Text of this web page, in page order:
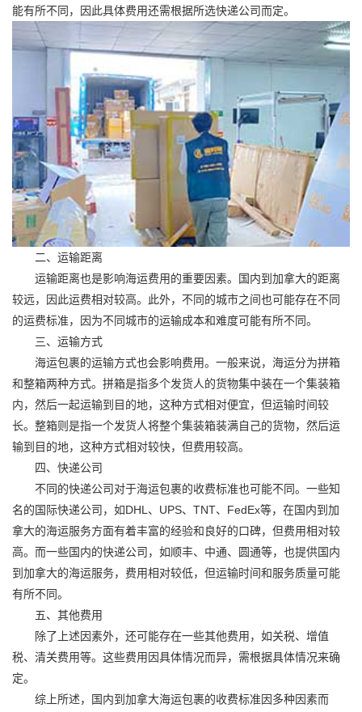
能有所不同，因此具体费用还需根据所选快递公司而定。
二、运输距离
运输距离也是影响海运费用的重要因素。国内到加拿大的距离
较远，因此运费相对较高。此外，不同的城市之间也可能存在不同
的运费标准，因为不同城市的运输成本和难度可能有所不同。
三、运输方式
海运包裹的运输方式也会影响费用。一般来说，海运分为拼箱
和整箱两种方式。拼箱是指多个发货人的货物集中装在一个集装箱
内，然后一起运输到目的地，这种方式相对便宜，但运输时间较
长。整箱则是指一个发货人将整个集装箱装满自己的货物，然后运
输到目的地，这种方式相对较快，但费用较高。
四、快递公司
不同的快递公司对于海运包裹的收费标准也可能不同。一些知
名的国际快递公司，如DHL、UPS、TNT、FedEx等，在国内到加
拿大的海运服务方面有着丰富的经验和良好的口碑，但费用相对较
高。而一些国内的快递公司，如顺丰、中通、圆通等，也提供国内
到加拿大的海运服务，费用相对较低，但运输时间和服务质量可能
有所不同。
五、其他费用
除了上述因素外，还可能存在一些其他费用，如关税、增值
税、清关费用等。这些费用因具体情况而异，需根据具体情况来确
定。
综上所述，国内到加拿大海运包裹的收费标准因多种因素而